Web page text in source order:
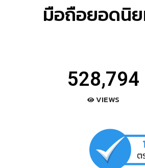
มือถือยอดนิ
528,794
VIEWS